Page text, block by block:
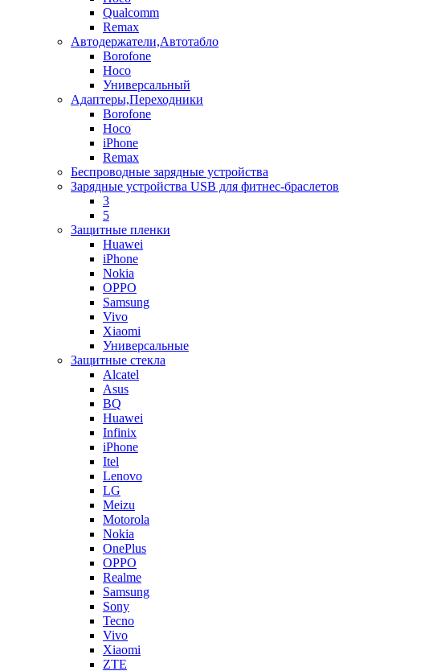
Qualcomm
Remax
Автодержатели,Автотабло
Borofone
Hoco
Универсальный
Адаптеры,Переходники
Borofone
Hoco
iPhone
Remax
Беспроводные зарядные устройства
Зарядные устройства USB для фитнес-браслетов
3
5
Защитные пленки
Huawei
iPhone
Nokia
OPPO
Samsung
Vivo
Xiaomi
Универсальные
Защитные стекла
Alcatel
Asus
BQ
Huawei
Infinix
iPhone
Itel
Lenovo
LG
Meizu
Motorola
Nokia
OnePlus
OPPO
Realme
Samsung
Sony
Tecno
Vivo
Xiaomi
ZTE